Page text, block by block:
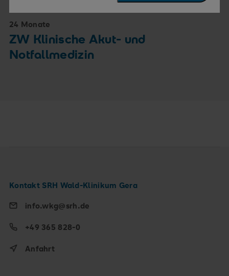
24 Monate
ZW Klinische Akut- und
Notfallmedizin
Kontakt SRH Wald-Klinikum Gera
info.wkg@srh.de
+49 365 828-0
Anfahrt